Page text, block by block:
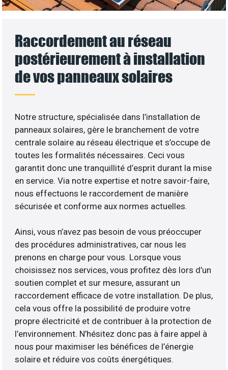
Raccordement au réseau
postérieurement à installation
de vos panneaux solaires
Notre structure, spécialisée dans l’installation de
panneaux solaires, gère le branchement de votre
centrale solaire au réseau électrique et s’occupe de
toutes les formalités nécessaires. Ceci vous
garantit donc une tranquillité d’esprit durant la mise
en service. Via notre expertise et notre savoir-faire,
nous effectuons le raccordement de manière
sécurisée et conforme aux normes actuelles.
Ainsi, vous n’avez pas besoin de vous préoccuper
des procédures administratives, car nous les
prenons en charge pour vous. Lorsque vous
choisissez nos services, vous profitez dès lors d’un
soutien complet et sur mesure, assurant un
raccordement efficace de votre installation. De plus,
cela vous offre la possibilité de produire votre
propre électricité et de contribuer à la protection de
l’environnement. N’hésitez donc pas à faire appel à
nous pour maximiser les bénéfices de l’énergie
solaire et réduire vos coûts énergétiques.